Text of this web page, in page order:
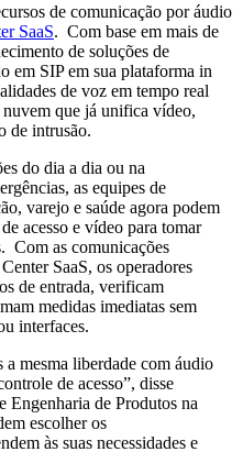
de comunicação por áudio
SaaS. Com base em mais de
de soluções de
em SIP em sua plataforma in
de voz em tempo real
que já unifica vídeo,
de intrusão.
do dia a dia ou na
as equipes de
varejo e saúde agora podem
acesso e vídeo para tomar
Com as comunicações
SaaS, os operadores
de entrada, verificam
medidas imediatas sem
interfaces.
a mesma liberdade com áudio
de acesso”, disse
de Produtos na
escolher os
às suas necessidades e